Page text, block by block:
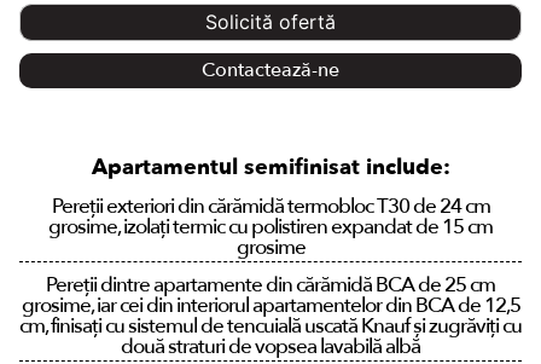
Solicită ofertă
Contactează-ne
Apartamentul semifinisat include:
Pereții exteriori din cărămidă termobloc T30 de 24 cm
grosime, izolați termic cu polistiren expandat de 15 cm
grosime
Pereții dintre apartamente din cărămidă BCA de 25 cm
grosime, iar cei din interiorul apartamentelor din BCA de 12,5
cm, finisați cu sistemul de tencuială uscată Knauf și zugrăviți cu
două straturi de vopsea lavabilă albă